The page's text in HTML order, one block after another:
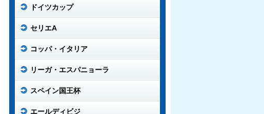
ドイツカップ
セリエA
コッパ・イタリア
リーガ・エスパニョーラ
スペイン国王杯
エールディビジ